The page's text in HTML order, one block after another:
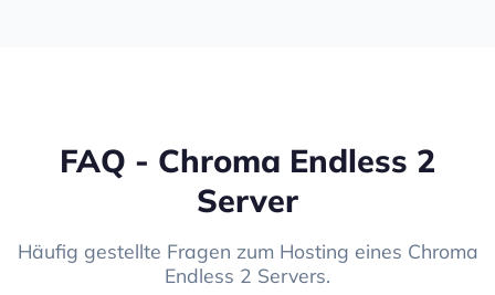
FAQ - Chroma Endless 2
Server
Häufig gestellte Fragen zum Hosting eines Chroma
Endless 2 Servers.